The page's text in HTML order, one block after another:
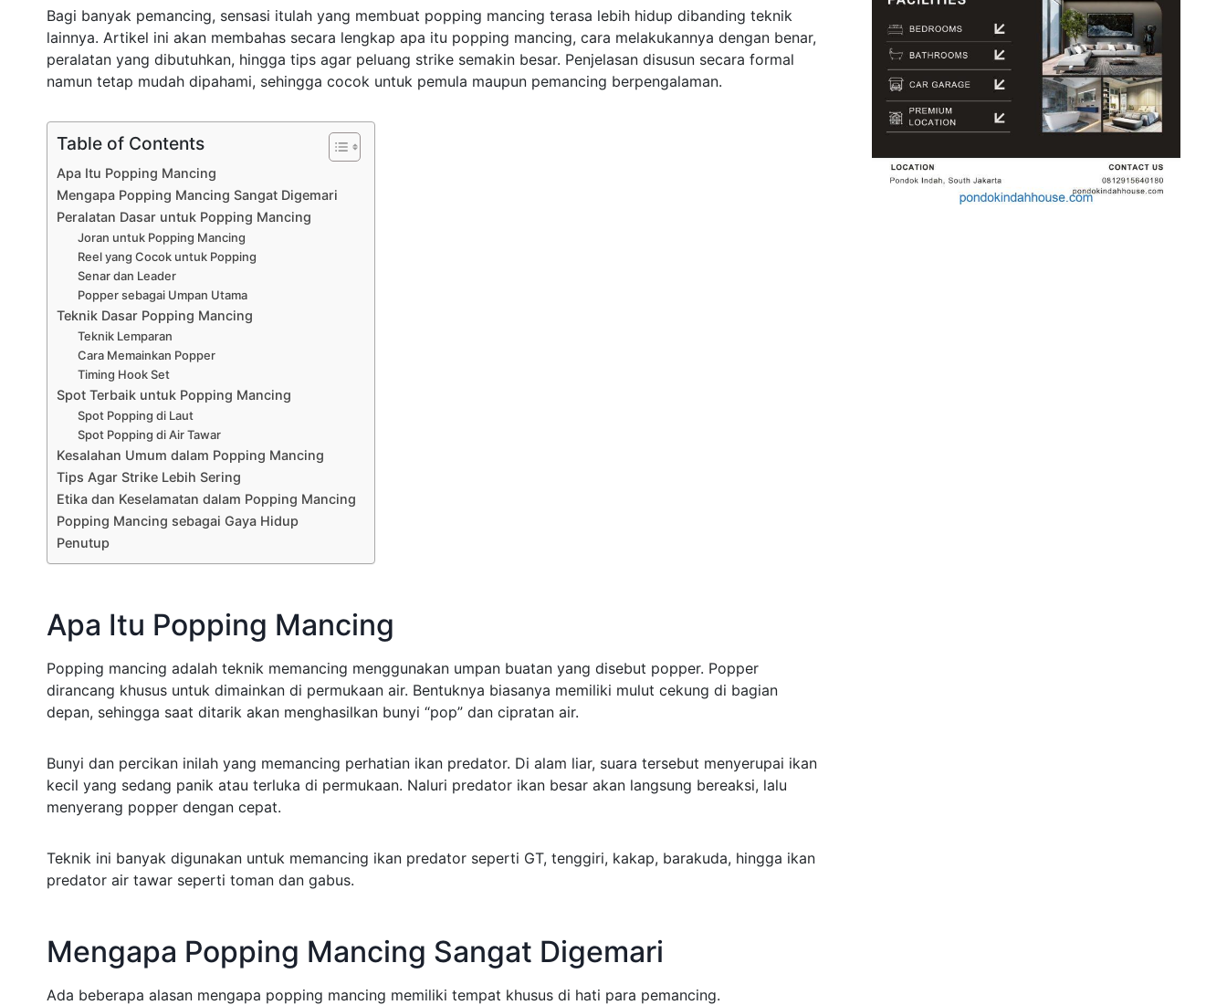
Bagi banyak pemancing, sensasi itulah yang membuat popping mancing terasa lebih hidup dibanding teknik
lainnya. Artikel ini akan membahas secara lengkap apa itu popping mancing, cara melakukannya dengan benar,
peralatan yang dibutuhkan, hingga tips agar peluang strike semakin besar. Penjelasan disusun secara formal
namun tetap mudah dipahami, sehingga cocok untuk pemula maupun pemancing berpengalaman.
Table of Contents
Apa Itu Popping Mancing
Mengapa Popping Mancing Sangat Digemari
Peralatan Dasar untuk Popping Mancing
Joran untuk Popping Mancing
Reel yang Cocok untuk Popping
Senar dan Leader
Popper sebagai Umpan Utama
Teknik Dasar Popping Mancing
Teknik Lemparan
Cara Memainkan Popper
Timing Hook Set
Spot Terbaik untuk Popping Mancing
Spot Popping di Laut
Spot Popping di Air Tawar
Kesalahan Umum dalam Popping Mancing
Tips Agar Strike Lebih Sering
Etika dan Keselamatan dalam Popping Mancing
Popping Mancing sebagai Gaya Hidup
Penutup
Apa Itu Popping Mancing
Popping mancing adalah teknik memancing menggunakan umpan buatan yang disebut popper. Popper
dirancang khusus untuk dimainkan di permukaan air. Bentuknya biasanya memiliki mulut cekung di bagian
depan, sehingga saat ditarik akan menghasilkan bunyi “pop” dan cipratan air.
Bunyi dan percikan inilah yang memancing perhatian ikan predator. Di alam liar, suara tersebut menyerupai ikan
kecil yang sedang panik atau terluka di permukaan. Naluri predator ikan besar akan langsung bereaksi, lalu
menyerang popper dengan cepat.
Teknik ini banyak digunakan untuk memancing ikan predator seperti GT, tenggiri, kakap, barakuda, hingga ikan
predator air tawar seperti toman dan gabus.
Mengapa Popping Mancing Sangat Digemari
Ada beberapa alasan mengapa popping mancing memiliki tempat khusus di hati para pemancing.